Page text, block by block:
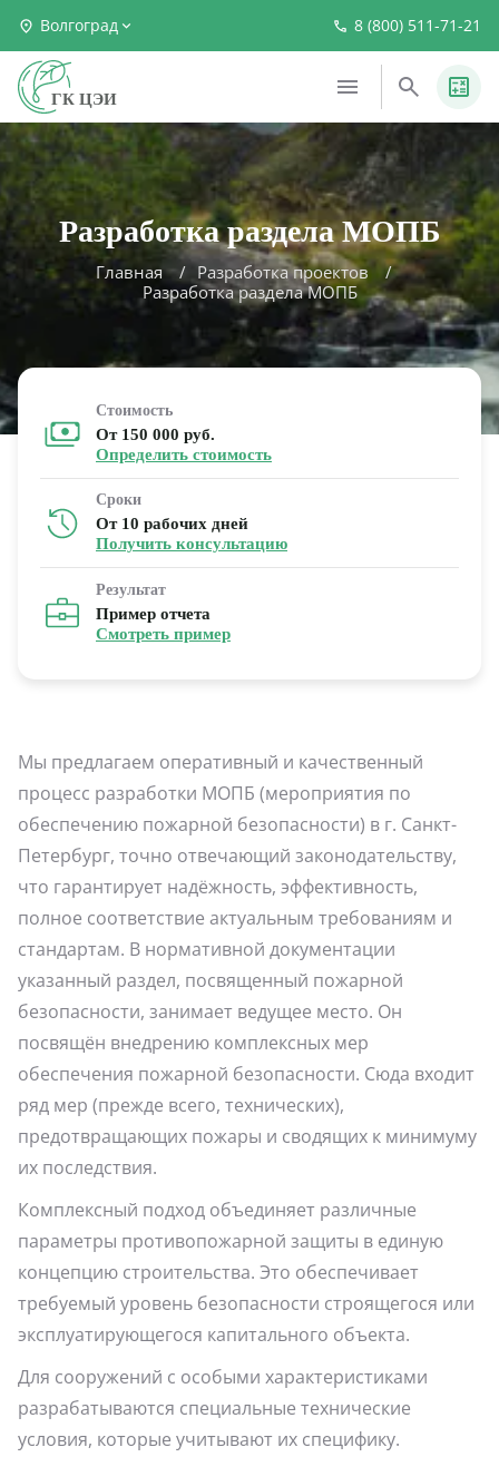
Волгоград 8 (800) 511-71-21
ГК ЦЭИ
Разработка раздела МОПБ
Главная
Разработка проектов
Разработка раздела МОПБ
Стоимость
От 150 000 руб.
Определить стоимость
Сроки
От 10 рабочих дней
Получить консультацию
Результат
Пример отчета
Смотреть пример
Мы предлагаем оперативный и качественный
процесс разработки МОПБ (мероприятия по
обеспечению пожарной безопасности) в г. Санкт-
Петербург, точно отвечающий законодательству,
что гарантирует надёжность, эффективность,
полное соответствие актуальным требованиям и
стандартам. В нормативной документации
указанный раздел, посвященный пожарной
безопасности, занимает ведущее место. Он
посвящён внедрению комплексных мер
обеспечения пожарной безопасности. Сюда входит
ряд мер (прежде всего, технических),
предотвращающих пожары и сводящих к минимуму
их последствия.
Комплексный подход объединяет различные
параметры противопожарной защиты в единую
концепцию строительства. Это обеспечивает
требуемый уровень безопасности строящегося или
эксплуатирующегося капитального объекта.
Для сооружений с особыми характеристиками
разрабатываются специальные технические
условия, которые учитывают их специфику.